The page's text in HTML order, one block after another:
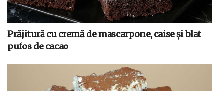
Prăjitură cu cremă de mascarpone, caise și blat
pufos de cacao